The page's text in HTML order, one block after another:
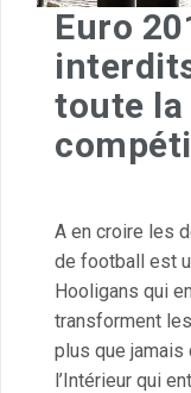
Euro
toute la
A en croire les
de football est
Hooligans qui
transforment
plus que
l’Intérieur qui